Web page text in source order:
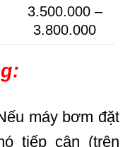
3.500.000 –
3.800.000
máy bơm đặt
tiếp cận (trên